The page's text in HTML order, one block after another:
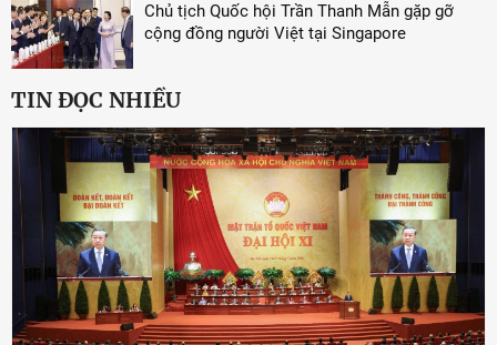
Chủ tịch Quốc hội Trần Thanh Mẫn gặp gỡ
cộng đồng người Việt tại Singapore
TIN ĐỌC NHIỀU